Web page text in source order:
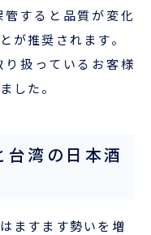
すると品質が変化
が推奨されます。
扱っているお客様
した。
台湾の日本酒
ますます勢いを増